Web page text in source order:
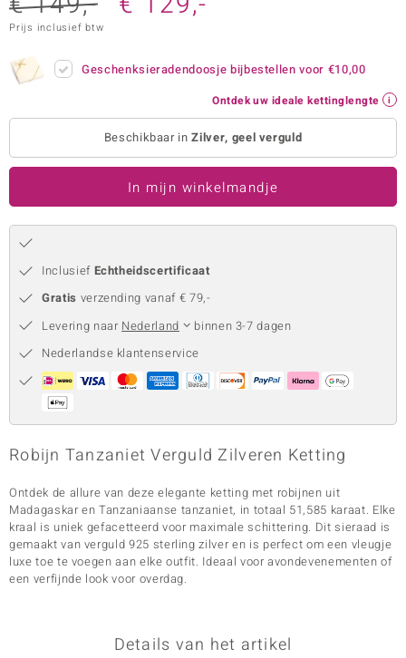
Prijs inclusief btw
Geschenksieradendoosje bijbestellen voor €10,00
Ontdek uw ideale kettinglengte
Beschikbaar inZilver, geel verguld
In mijn winkelmandje
Inclusief Echtheidscertificaat
Gratis verzending vanaf € 79,-
Levering naar Nederland
binnen 3-7 dagen
Nederlandse klantenservice
Robijn Tanzaniet Verguld Zilveren Ketting
Ontdek de allure van deze elegante ketting met robijnen uit
Madagaskar en Tanzaniaanse tanzaniet, in totaal 51,585 karaat. Elke
kraal is uniek gefacetteerd voor maximale schittering. Dit sieraad is
gemaakt van verguld 925 sterling zilver en is perfect om een vleugje
luxe toe te voegen aan elke outfit. Ideaal voor avondevenementen of
een verfijnde look voor overdag.
Details van het artikel